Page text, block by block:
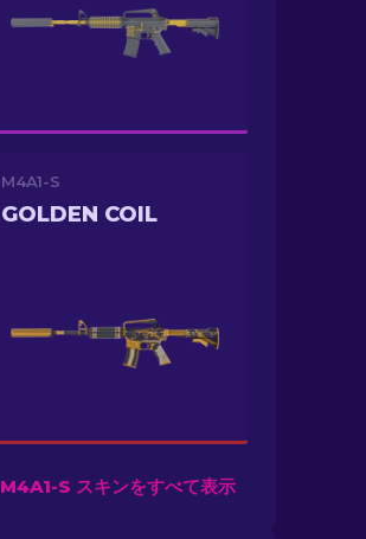
M4A1-S
GOLDEN COIL
M4A1-S スキンをすべて表示